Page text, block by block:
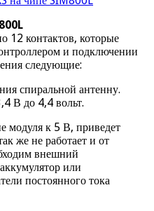
12 контактов, которые
и подключении
следующие:
спиральной антенну.
В до 4,4 вольт.
модуля к 5 В, приведет
же не работает и от
внешний
или
постоянного тока